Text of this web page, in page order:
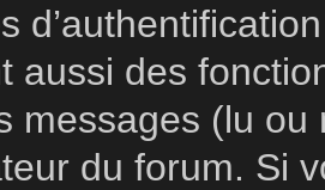
aussi des
messages (lu
du forum. Si